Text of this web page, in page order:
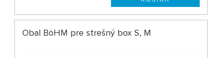
Obal BöHM pre strešný box S, M